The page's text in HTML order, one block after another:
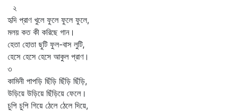
২
হৃদি প্রাণ খুলে ফুলে ফুলে ফুলে,
মলয় কত কী করিছে গান।
হেতা হোতা ছুটি ফুল-বাস লুটি,
হেসে হেসে হেসে আকুল প্রাণ।
৩
কামিনী পাপড়ি ছিঁড়ি ছিঁড়ি ছিঁড়ি,
উড়িয়ে উড়িয়ে ছিঁড়িয়ে ফেলে।
চুপি চুপি গিয়ে ঠেলে ঠেলে দিয়ে,